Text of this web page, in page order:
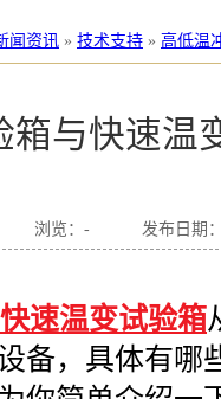
闻资讯 » 技术支持 » 高低温
箱与快速温
浏览： - 发布日期
快速温变试验箱
备，具体有哪